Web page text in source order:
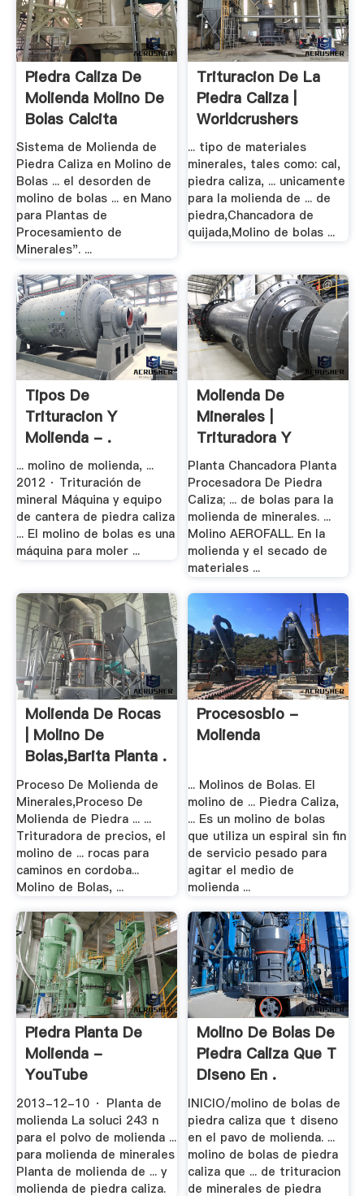
Piedra Caliza De
Molienda Molino De
Bolas Calcita
Sistema de Molienda de
Piedra Caliza en Molino de
Bolas ... el desorden de
molino de bolas ... en Mano
para Plantas de
Procesamiento de
Minerales". ...
Trituracion De La
Piedra Caliza |
Worldcrushers
... tipo de materiales
minerales, tales como: cal,
piedra caliza, ... unicamente
para la molienda de ... de
piedra,Chancadora de
quijada,Molino de bolas ...
Tipos De
Trituracion Y
Molienda - .
... molino de molienda, ...
2012 · Trituración de
mineral Máquina y equipo
de cantera de piedra caliza
... El molino de bolas es una
máquina para moler ...
Molienda De
Minerales |
Trituradora Y
Molinos
Planta Chancadora Planta
Procesadora De Piedra
Caliza; ... de bolas para la
molienda de minerales. ...
Molino AEROFALL. En la
molienda y el secado de
materiales ...
Molienda De Rocas
| Molino De
Bolas,Barita Planta .
Proceso De Molienda de
Minerales,Proceso De
Molienda de Piedra ... ...
Trituradora de precios, el
molino de ... rocas para
caminos en cordoba...
Molino de Bolas, ...
Procesosbio -
Molienda
... Molinos de Bolas. El
molino de ... Piedra Caliza,
... Es un molino de bolas
que utiliza un espiral sin fin
de servicio pesado para
agitar el medio de
molienda ...
Piedra Planta De
Molienda -
YouTube
2013-12-10 · Planta de
molienda La soluci 243 n
para el polvo de molienda ...
para molienda de minerales
Planta de molienda de ... y
molienda de piedra caliza.
Molino De Bolas De
Piedra Caliza Que T
Diseno En .
INICIO/molino de bolas de
piedra caliza que t diseno
en el pavo de molienda. ...
molino de bolas de piedra
caliza que ... de trituracion
de minerales de piedra